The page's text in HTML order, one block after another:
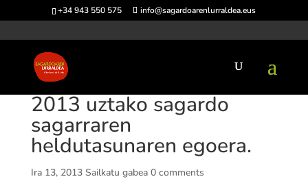
+34 943 550 575 info@sagardoarenlurraldea.eus
2013 uztako sagardo
sagarraren
heldutasunaren egoera.
Ira 13, 2013 Sailkatu gabea 0 comments